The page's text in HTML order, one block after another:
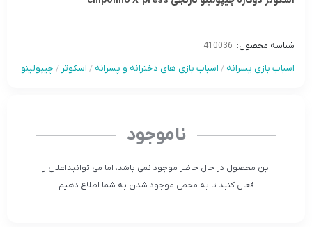
شناسه محصول: 410036
اسباب بازی پسرانه / اسباب بازی های دخترانه و پسرانه / اسکوتر /چیپولینو
ناموجود
این محصول در حال حاضر موجود نمی باشد، اما می توانیداعلان را
فعال کنید تا به محض موجود شدن به شما اطلاع دهیم